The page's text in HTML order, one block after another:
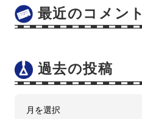
最近のコメント
過去の投稿